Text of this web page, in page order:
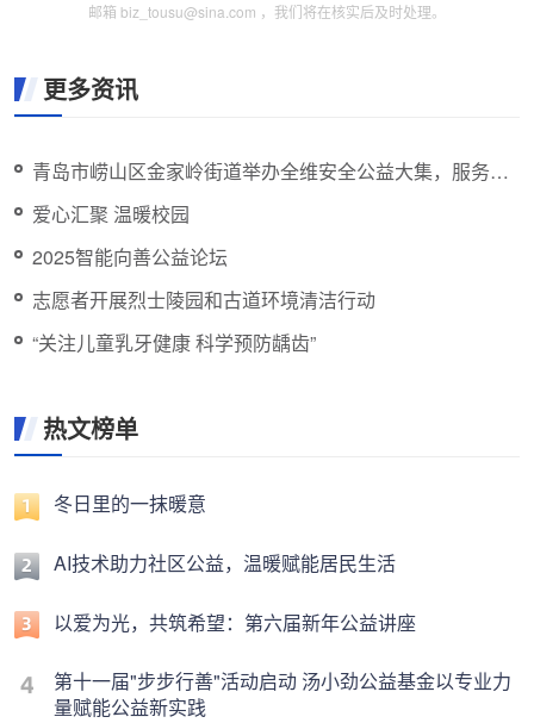
邮箱 biz_tousu@sina.com ，我们将在核实后及时处理。
更多资讯
青岛市崂山区金家岭街道举办全维安全公益大集，服务贴
心居民心坎
爱心汇聚 温暖校园
2025智能向善公益论坛
志愿者开展烈士陵园和古道环境清洁行动
“关注儿童乳牙健康 科学预防龋齿”
热文榜单
冬日里的一抹暖意
AI技术助力社区公益，温暖赋能居民生活
以爱为光，共筑希望：第六届新年公益讲座
第十一届"步步行善"活动启动 汤小劲公益基金以专业力
量赋能公益新实践